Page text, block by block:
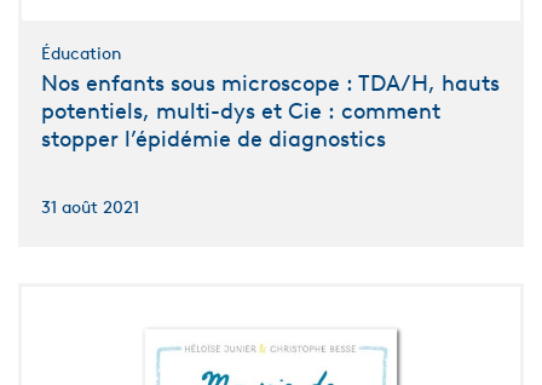
Éducation
Nos enfants sous microscope : TDA/H, hauts
potentiels, multi-dys et Cie : comment
stopper l’épidémie de diagnostics
31 août 2021